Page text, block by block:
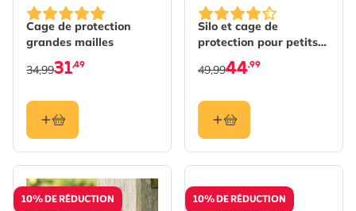
Cage de protection
grandes mailles
31,49
34,99
Silo et cage de
protection pour petits
oiseaux Aura - Gris
44,99
49,99
10% DE RÉDUCTION 10% DE RÉDUCTION